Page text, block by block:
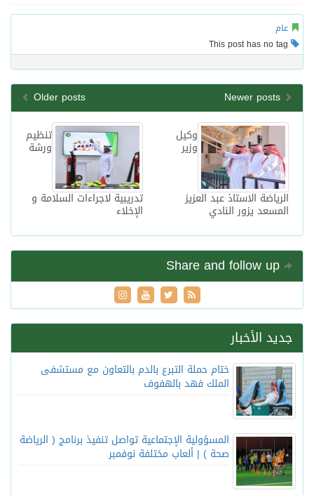
عام
Older posts
تنظيم
ورشة
تدريبية لاجراءات السلامة و
الإخلاء
وكيل
وزير
الرياضة الاستاذ عبد العزيز
المسعد يزور النادي
جديد الأخبار
ختام حملة التبرع بالدم بالتعاون مع مستشفى
الملك فهد بالهفوف
المسؤولية الإجتماعية تواصل تنفيذ برنامج ( الرياضة
صحة ) | ألعاب مختلفة نوفمبر